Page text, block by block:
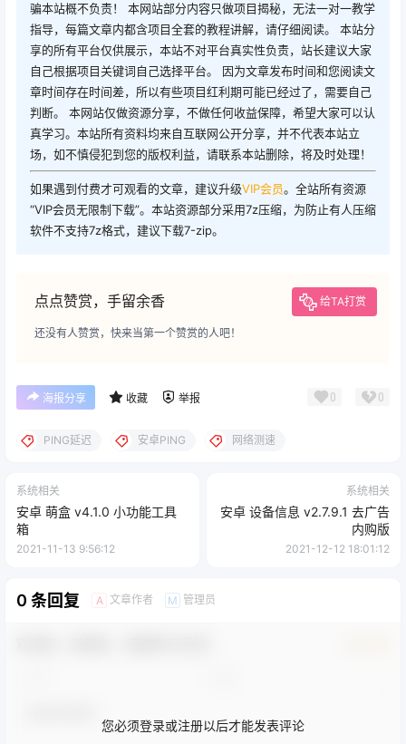
骗本站概不负责！ 本网站部分内容只做项目揭秘，无法一对一教学
指导，每篇文章内都含项目全套的教程讲解，请仔细阅读。 本站分
享的所有平台仅供展示，本站不对平台真实性负责，站长建议大家
自己根据项目关键词自己选择平台。 因为文章发布时间和您阅读文
章时间存在时间差，所以有些项目红利期可能已经过了，需要自己
判断。 本网站仅做资源分享，不做任何收益保障，希望大家可以认
真学习。本站所有资料均来自互联网公开分享，并不代表本站立
场，如不慎侵犯到您的版权利益，请联系本站删除，将及时处理！
如果遇到付费才可观看的文章，建议升级VIP会员。全站所有资源
“VIP会员无限制下载”。本站资源部分采用7z压缩，为防止有人压缩
软件不支持7z格式，建议下载7-zip。
点点赞赏，手留余香 给TA打赏
还没有人赞赏，快来当第一个赞赏的人吧！
海报分享 收藏 举报 0 0
PING延迟 安卓PING 网络测速
系统相关
安卓 萌盒 v4.1.0 小功能工具
箱
2021-11-13 9:56:12
系统相关
安卓 设备信息 v2.7.9.1 去广告
内购版
2021-12-12 18:01:12
0 条回复 A 文章作者 M 管理员
您必须登录或注册以后才能发表评论